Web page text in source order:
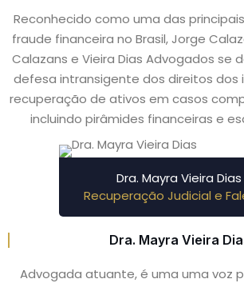
Reconhecido como uma das
fraude financeira no Brasil, Jorge
Calazans e Vieira Dias Advogados se
defesa intransigente dos direitos dos
recuperação de ativos em casos
incluindo pirâmides financeiras e
Dra. Mayra Vieira Dias
Recuperação Judicial e
Dra. Mayra Vieira
Advogada atuante, é uma uma voz